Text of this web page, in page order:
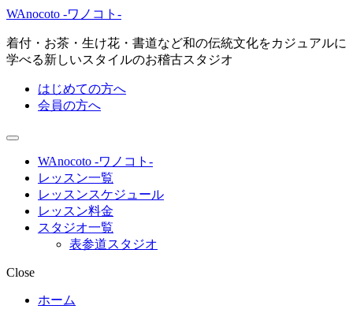
WAnocoto -ワノコト-
着付・お茶・生け花・書道など和の伝統文化をカジュアルに
学べる新しいスタイルのお稽古スタジオ
はじめての方へ
会員の方へ
WAnocoto -ワノコト-
レッスン一覧
レッスンスケジュール
レッスン料金
スタジオ一覧
表参道スタジオ
Close
ホーム